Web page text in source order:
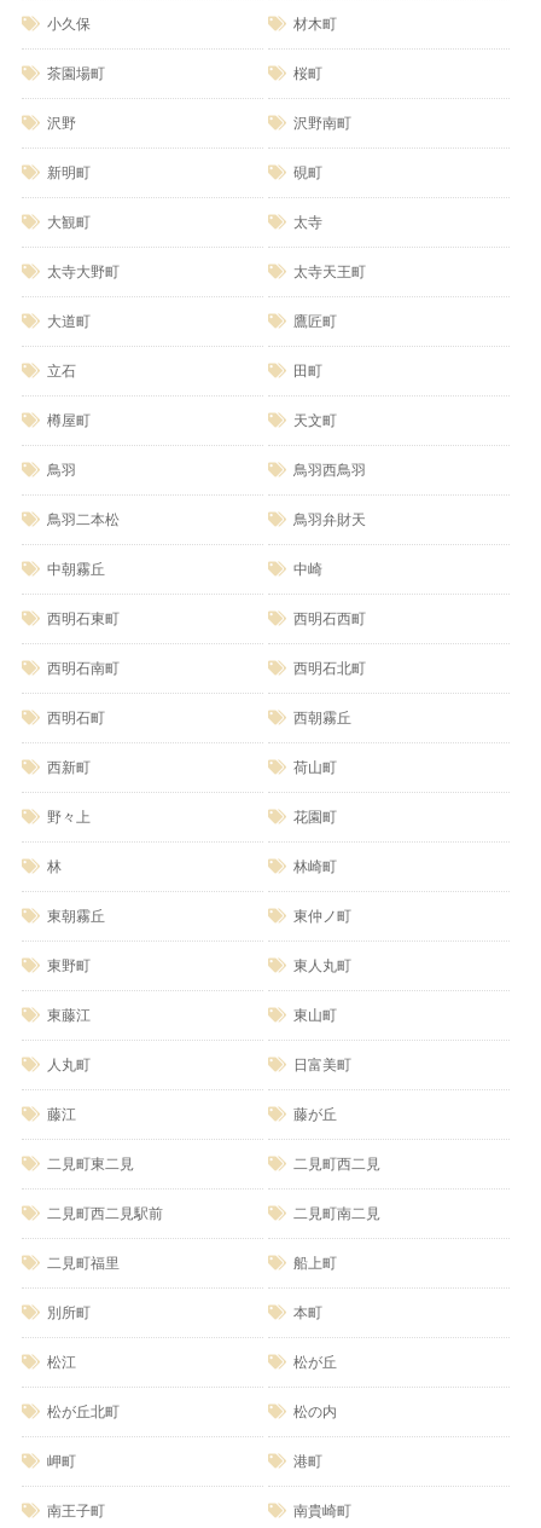
小久保 材木町
茶園場町 桜町
沢野 沢野南町
新明町 硯町
大観町 太寺
太寺大野町 太寺天王町
大道町 鷹匠町
立石 田町
樽屋町 天文町
鳥羽 鳥羽西鳥羽
鳥羽二本松 鳥羽弁財天
中朝霧丘 中崎
西明石東町 西明石西町
西明石南町 西明石北町
西明石町 西朝霧丘
西新町 荷山町
野々上 花園町
林 林崎町
東朝霧丘 東仲ノ町
東野町 東人丸町
東藤江 東山町
人丸町 日富美町
藤江 藤が丘
二見町東二見 二見町西二見
二見町西二見駅前 二見町南二見
二見町福里 船上町
別所町 本町
松江 松が丘
松が丘北町 松の内
岬町 港町
南王子町 南貴崎町